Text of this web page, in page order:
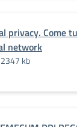
privacy. Come
network
kb